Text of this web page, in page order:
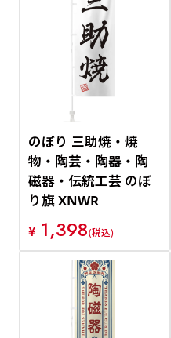
のぼり 三助焼・焼
物・陶芸・陶器・陶
磁器・伝統工芸 のぼ
り旗 XNWR
¥ 1,398(税込)